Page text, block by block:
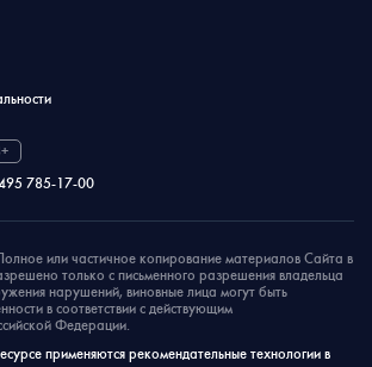
785-17-00
или частичное копирование материалов Сайта в
только с письменного разрешения владельца
нарушений, виновные лица могут быть
в соответствии с действующим
Федерации.
применяются рекомендательные технологии в